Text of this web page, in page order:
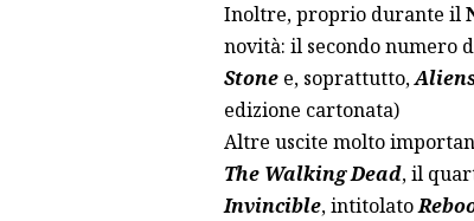
Inoltre, proprio durante il
novità: il secondo numero
Stonee, soprattutto,
edizione cartonata)
Altre uscite molto
The Walking Dead, il
Invincible, intitolato